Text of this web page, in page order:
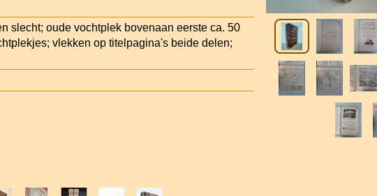
slecht; oude vochtplek bovenaan eerste ca. 50
vlekken op titelpagina's beide delen;